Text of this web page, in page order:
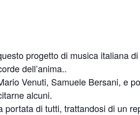
progetto di musica italiana
dell’anima..
Venuti, Samuele Bersani, e
alcuni.
di tutti, trattandosi di un